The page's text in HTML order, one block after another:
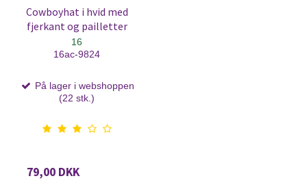
Cowboyhat i hvid med
fjerkant og pailletter
16
16ac-9824
På lager i webshoppen
(22 stk.)
79,00 DKK